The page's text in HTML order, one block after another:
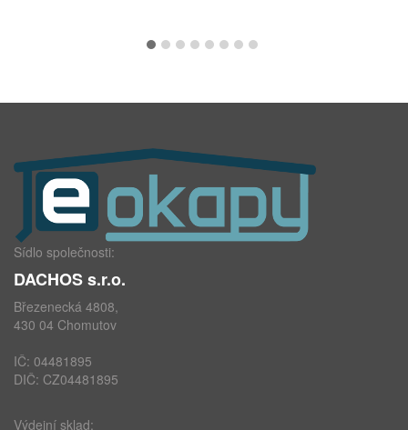
Sídlo společnosti:
DACHOS s.r.o.
Březenecká 4808,
430 04 Chomutov
IČ: 04481895
DIČ: CZ04481895
Výdejní sklad: